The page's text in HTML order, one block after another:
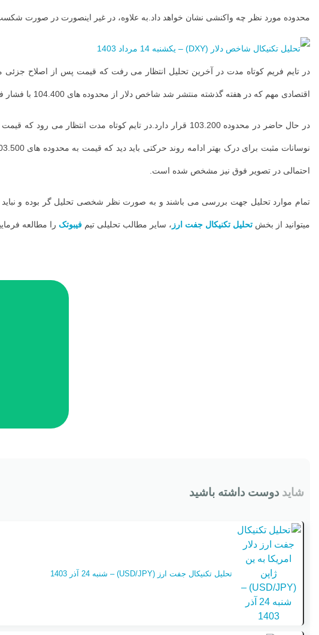
...
محدوده مورد نظر چه واکنشی نشان خواهد داد.به علاوه، در غیر اینصورت در صورت شکست محدوده مهم 102.800 برای مدتی احتمال اصلاح بیشتر تا اعداد 102.500-
اقتصادی مهم که در هفته گذشته منتشر شد شاخص دلار از محدوده های 104.400 با فشار فروش مواجه شد.
احتمالی در تصویر فوق نیز مشخص شده است.
تمام موارد تحلیل جهت بررسی می باشند و به صورت نظر شخصی تحلیل گر بوده و نباید
میتوانید از بخش تحلیل تکنیکال جفت ارز ، سایر مطالب تحلیلی تیم فیبوتک را مطالعه
شاید دوست داشته باشید
تحلیل تکنیکال جفت ارز (USD/JPY) – شنبه 24 آذر 1403